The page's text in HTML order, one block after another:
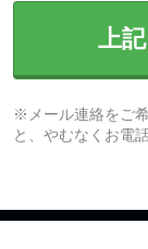
上
※メール連絡をご
と、やむなくお電